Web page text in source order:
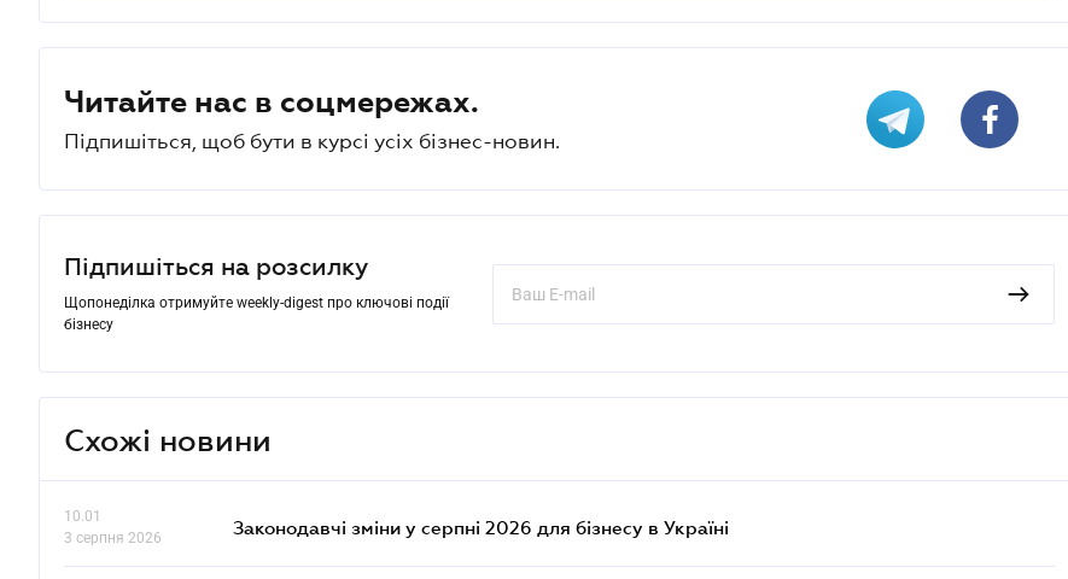
Читайте нас в соцмережах.
Підпишіться, щоб бути в курсі усіх бізнес-новин.
Підпишіться на розсилку
Щопонеділка отримуйте weekly-digest про ключові події
бізнесу
Схожі новини
10.01
3 серпня 2026
Законодавчі зміни у серпні 2026 для бізнесу в Україні